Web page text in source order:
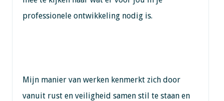
professionele ontwikkeling nodig is.
Mijn manier van werken kenmerkt zich door
vanuit rust en veiligheid samen stil te staan en